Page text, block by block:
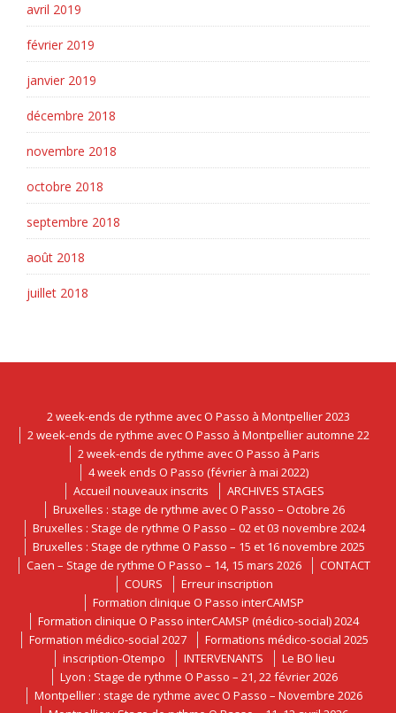
avril 2019
février 2019
janvier 2019
décembre 2018
novembre 2018
octobre 2018
septembre 2018
août 2018
juillet 2018
2 week-ends de rythme avec O Passo à Montpellier 2023
2 week-ends de rythme avec O Passo à Montpellier automne 22
2 week-ends de rythme avec O Passo à Paris
4 week ends O Passo (février à mai 2022)
Accueil nouveaux inscrits
ARCHIVES STAGES
Bruxelles : stage de rythme avec O Passo – Octobre 26
Bruxelles : Stage de rythme O Passo – 02 et 03 novembre 2024
Bruxelles : Stage de rythme O Passo – 15 et 16 novembre 2025
Caen – Stage de rythme O Passo – 14, 15 mars 2026
CONTACT
COURS
Erreur inscription
Formation clinique O Passo interCAMSP
Formation clinique O Passo interCAMSP (médico-social) 2024
Formation médico-social 2027
Formations médico-social 2025
inscription-Otempo
INTERVENANTS
Le BO lieu
Lyon : Stage de rythme O Passo – 21, 22 février 2026
Montpellier : stage de rythme avec O Passo – Novembre 2026